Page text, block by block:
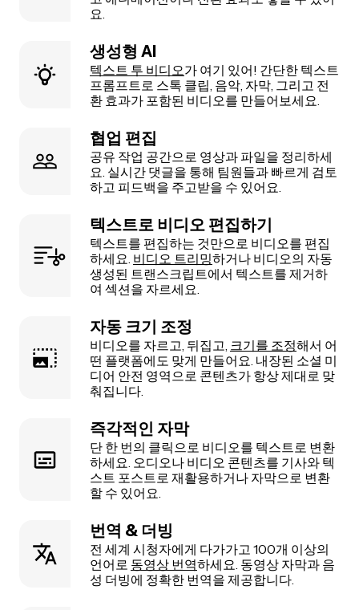
요.
생성형 AI
텍스트 투 비디오가 여기 있어! 간단한 텍스트
프롬프트로 스톡 클립, 음악, 자막, 그리고 전
환 효과가 포함된 비디오를 만들어보세요.
협업 편집
공유 작업 공간으로 영상과 파일을 정리하세
요. 실시간 댓글을 통해 팀원들과 빠르게 검토
하고 피드백을 주고받을 수 있어요.
텍스트로 비디오 편집하기
텍스트를 편집하는 것만으로 비디오를 편집
하세요. 비디오 트리밍하거나 비디오의 자동
생성된 트랜스크립트에서 텍스트를 제거하
여 섹션을 자르세요.
자동 크기 조정
비디오를 자르고, 뒤집고, 크기를 조정해서 어
떤 플랫폼에도 맞게 만들어요. 내장된 소셜 미
디어 안전 영역으로 콘텐츠가 항상 제대로 맞
춰집니다.
즉각적인 자막
단 한 번의 클릭으로 비디오를 텍스트로 변환
하세요. 오디오나 비디오 콘텐츠를 기사와 텍
스트 포스트로 재활용하거나 자막으로 변환
할 수 있어요.
번역 & 더빙
전 세계 시청자에게 다가가고 100개 이상의
언어로 동영상 번역하세요. 동영상 자막과 음
성 더빙에 정확한 번역을 제공합니다.